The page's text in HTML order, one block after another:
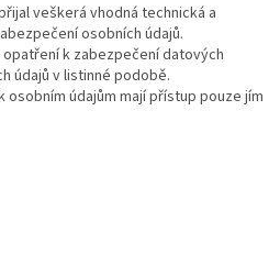
veškerá vhodná technická a
osobních údajů.
k zabezpečení datových
údajů v listinné podobě.
osobním údajům mají přístup pouze jím